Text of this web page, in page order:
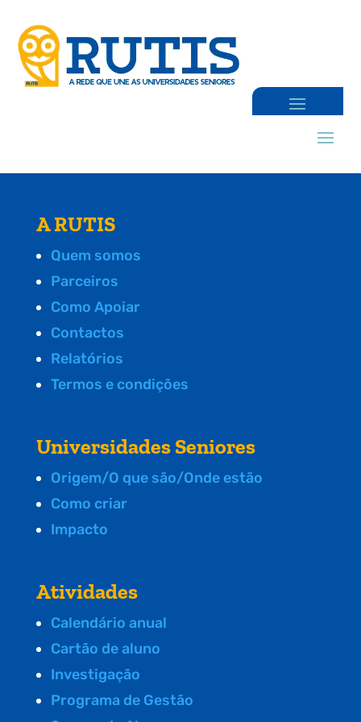
A RUTIS
Quem somos
Parceiros
Como Apoiar
Contactos
Relatórios
Termos e condições
Universidades Seniores
Origem/O que são/Onde estão
Como criar
Impacto
Atividades
Calendário anual
Cartão de aluno
Investigação
Programa de Gestão